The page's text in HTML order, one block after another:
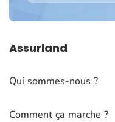
Assurland
Qui sommes-nous ?
Comment ça marche ?